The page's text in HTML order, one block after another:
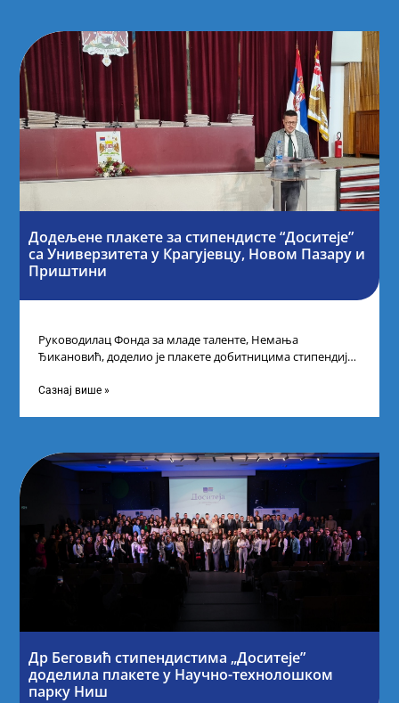
Додељене плакете за стипендисте “Доситеје”
са Универзитета у Крагујевцу, Новом Пазару и
Приштини
Руководилац Фонда за младе таленте, Немања
Ђикановић, доделио је плакете добитницима стипендије
Сазнај више »
Др Беговић стипендистима „Доситеје”
доделила плакете у Научно-технолошком
парку Ниш